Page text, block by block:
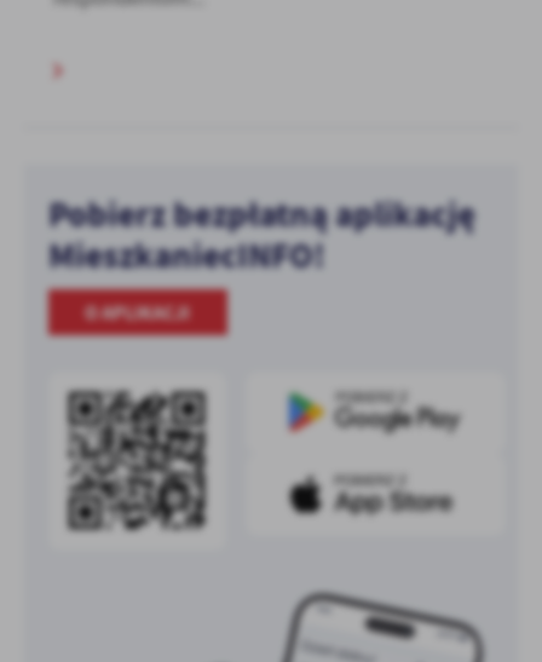
Pobierz bezpłatną aplikację
MieszkaniecINFO!
O APLIKACJI